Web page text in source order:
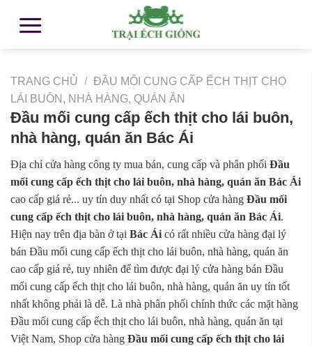
TRANG CHỦ / ĐẦU MỐI CUNG CẤP ẾCH THỊT CHO
LÁI BUÔN, NHÀ HÀNG, QUÁN ĂN
Đầu mối cung cấp ếch thịt cho lái buôn,
nhà hàng, quán ăn Bác Ái
Địa chỉ cửa hàng công ty mua bán, cung cấp và phân phối Đầu
mối cung cấp ếch thịt cho lái buôn, nhà hàng, quán ăn Bác Ái
cao cấp giá rẻ... uy tín duy nhất có tại Shop cửa hàng Đầu mối
cung cấp ếch thịt cho lái buôn, nhà hàng, quán ăn Bác Ái.
Hiện nay trên địa bàn ở tại Bác Ái có rất nhiều cửa hàng đại lý
bán Đầu mối cung cấp ếch thịt cho lái buôn, nhà hàng, quán ăn
cao cấp giá rẻ, tuy nhiên để tìm được đại lý cửa hàng bán Đầu
mối cung cấp ếch thịt cho lái buôn, nhà hàng, quán ăn uy tín tốt
nhất không phải là dễ. Là nhà phân phối chính thức các mặt hàng
Đầu mối cung cấp ếch thịt cho lái buôn, nhà hàng, quán ăn tại
Việt Nam, Shop cửa hàng Đầu mối cung cấp ếch thịt cho lái